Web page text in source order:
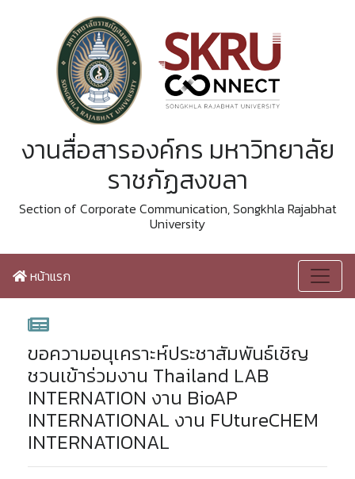
งานสื่อสารองค์กร มหาวิทยาลัย
ราชภัฏสงขลา
Section of Corporate Communication, Songkhla Rajabhat
University
หน้าแรก
ขอความอนุเคราะห์ประชาสัมพันธ์เชิญ
ชวนเข้าร่วมงาน Thailand LAB
INTERNATION งาน BioAP
INTERNATIONAL งาน FUtureCHEM
INTERNATIONAL